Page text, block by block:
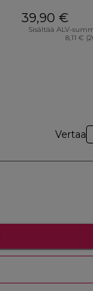
39,90 €
Sisältää ALV-
8,11 €
Vertaa